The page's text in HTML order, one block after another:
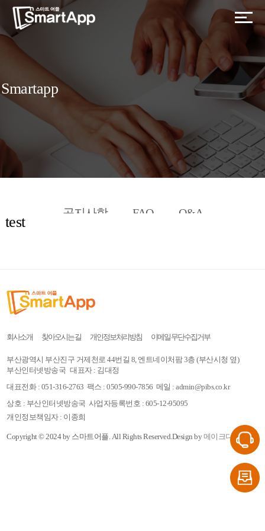
Smartapp
공지사항 FAQ Q&A
test
회사소개 찾아오시는 길 개인정보처리방침 이메일 무단수집거부
부산광역시 부산진구 거제천로 44번길 8, 엔트네이처팜 3층 (부산시청 옆)
부산인터넷방송국 대표자 : 김대정
대표전화 : 051-316-2763 팩스 : 0505-990-7856 메일 : admin@pibs.co.kr
상호 : 부산인터넷방송국 사업자등록번호 : 605-12-95095
개인정보책임자 : 이종희
Copyright © 2024 by 스마트어플.All Rights Reserved.Design by메이크디자인